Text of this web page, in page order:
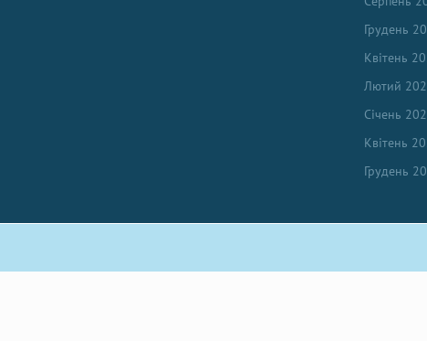
Грудень
Квітень
Лютий
Січень
Квітень
Грудень